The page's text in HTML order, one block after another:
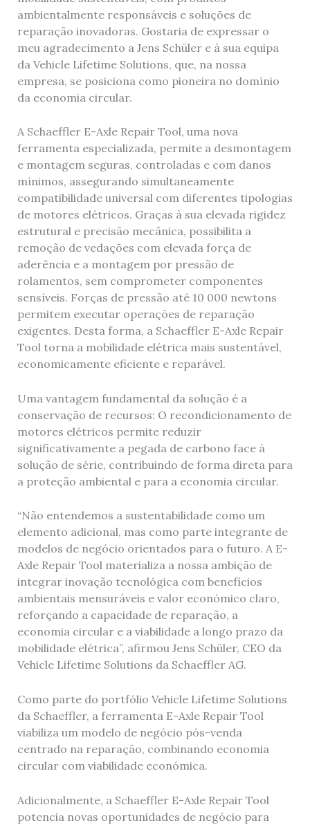
ambientalmente responsáveis e soluções de
reparação inovadoras. Gostaria de expressar o
meu agradecimento a Jens Schüler e à sua equipa
da Vehicle Lifetime Solutions, que, na nossa
empresa, se posiciona como pioneira no domínio
da economia circular.
A Schaeffler E-Axle Repair Tool, uma nova
ferramenta especializada, permite a desmontagem
e montagem seguras, controladas e com danos
mínimos, assegurando simultaneamente
compatibilidade universal com diferentes tipologias
de motores elétricos. Graças à sua elevada rigidez
estrutural e precisão mecânica, possibilita a
remoção de vedações com elevada força de
aderência e a montagem por pressão de
rolamentos, sem comprometer componentes
sensíveis. Forças de pressão até 10 000 newtons
permitem executar operações de reparação
exigentes. Desta forma, a Schaeffler E-Axle Repair
Tool torna a mobilidade elétrica mais sustentável,
economicamente eficiente e reparável.
Uma vantagem fundamental da solução é a
conservação de recursos: O recondicionamento de
motores elétricos permite reduzir
significativamente a pegada de carbono face à
solução de série, contribuindo de forma direta para
a proteção ambiental e para a economia circular.
“Não entendemos a sustentabilidade como um
elemento adicional, mas como parte integrante de
modelos de negócio orientados para o futuro. A E-
Axle Repair Tool materializa a nossa ambição de
integrar inovação tecnológica com benefícios
ambientais mensuráveis e valor económico claro,
reforçando a capacidade de reparação, a
economia circular e a viabilidade a longo prazo da
mobilidade elétrica”, afirmou Jens Schüler, CEO da
Vehicle Lifetime Solutions da Schaeffler AG.
Como parte do portfólio Vehicle Lifetime Solutions
da Schaeffler, a ferramenta E-Axle Repair Tool
viabiliza um modelo de negócio pós-venda
centrado na reparação, combinando economia
circular com viabilidade económica.
Adicionalmente, a Schaeffler E-Axle Repair Tool
potencia novas oportunidades de negócio para